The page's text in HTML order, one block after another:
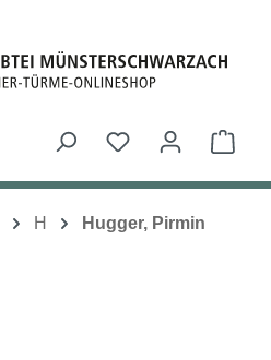
Du hast 0
H Hugger, Pirmin